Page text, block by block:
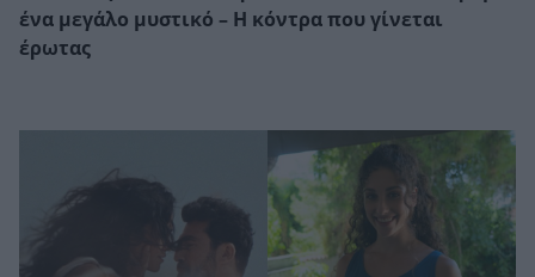
ένα μεγάλο μυστικό – Η κόντρα που γίνεται
έρωτας